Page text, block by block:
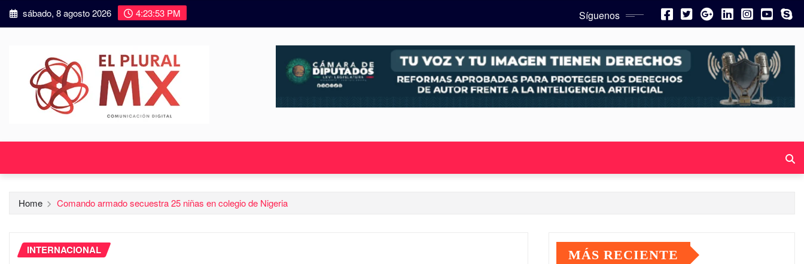
sábado, 8 agosto 2026 4:23:54 PM Síguenos
Home Comando armado secuestra 25 niñas en colegio de Nigeria
INTERNACIONAL MÁS RECIENTE